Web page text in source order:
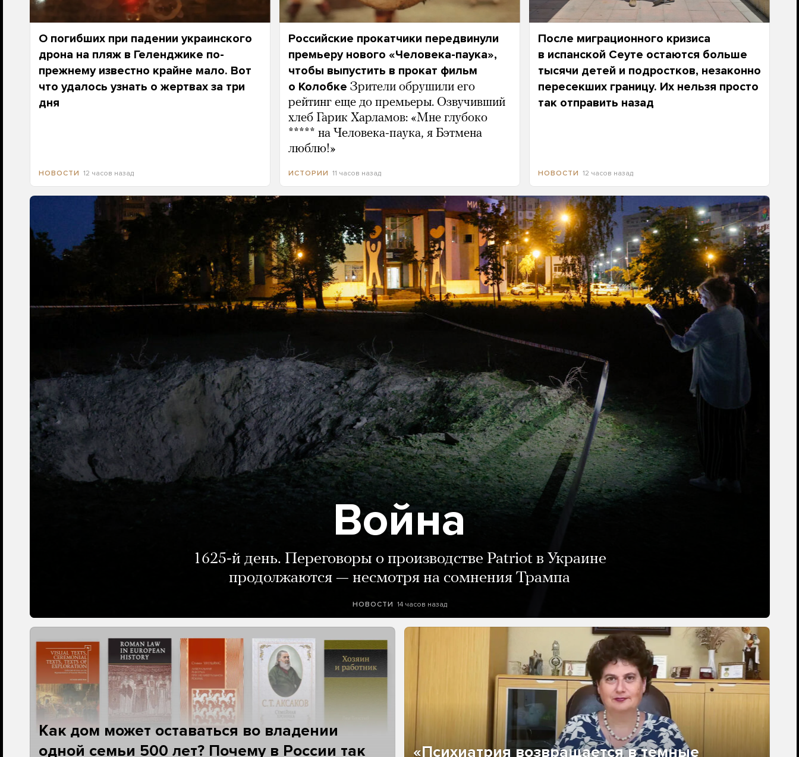
О погибших при падении украинского
дрона на пляж в Геленджике по-
прежнему известно крайне мало. Вот
что удалось узнать о жертвах за три
дня
НОВОСТИ 12 часов назад
Российские прокатчики передвинули
премьеру нового «Человека-паука»,
чтобы выпустить в прокат фильм
о Колобке Зрители обрушили его
рейтинг еще до премьеры. Озвучивший
хлеб Гарик Харламов: «Мне глубоко
***** на Человека-паука, я Бэтмена
люблю!»
ИСТОРИИ 11 часов назад
После миграционного кризиса
в испанской Сеуте остаются больше
тысячи детей и подростков, незаконно
пересекших границу. Их нельзя просто
так отправить назад
НОВОСТИ 12 часов назад
Война
1625-й день. Переговоры о производстве Patriot в Украине
продолжаются — несмотря на сомнения Трампа
НОВОСТИ 14 часов назад
Как дом может оставаться во владении
одной семьи 500 лет? Почему в России так
«Психиатрия возвращается в темные